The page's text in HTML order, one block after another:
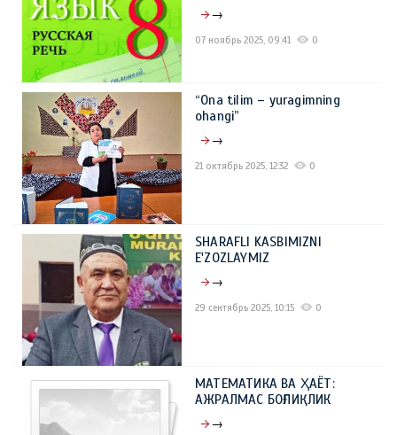
→
07 ноябрь 2025, 09:41 0
“Ona tilim – yuragimning
ohangi”
→
21 октябрь 2025, 12:32 0
SHARAFLI KASBIMIZNI
E'ZOZLAYMIZ
→
29 сентябрь 2025, 10:15 0
МАТЕМАТИКА ВА ҲАЁТ:
АЖРАЛМАС БОҒЛИҚЛИК
→